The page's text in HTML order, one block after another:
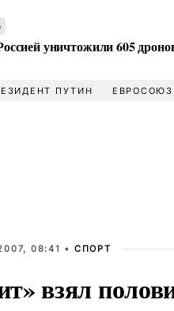
уничтожили 605
ПУТИН ЕВРОСОЮЗ
08:41 • СПОРТ
взял